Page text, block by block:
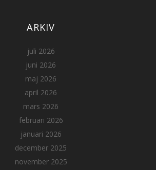
ARKIV
juli 2026
juni 2026
maj 2026
april 2026
mars 2026
februari 2026
januari 2026
december 2025
november 2025